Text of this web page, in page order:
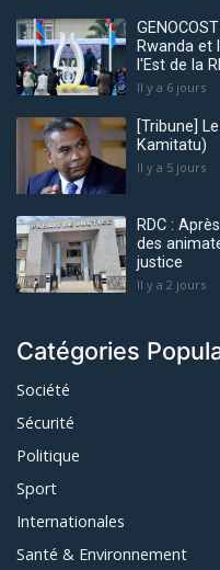
Rwanda et
l'Est de la
Il y a 6 jours
[Tribune]
Kamitatu)
Il y a 5 jours
RDC :
des
justice
Il y a 2 jours
Catégories
Société
Sécurité
Politique
Sport
Internationales
Santé & Environnement